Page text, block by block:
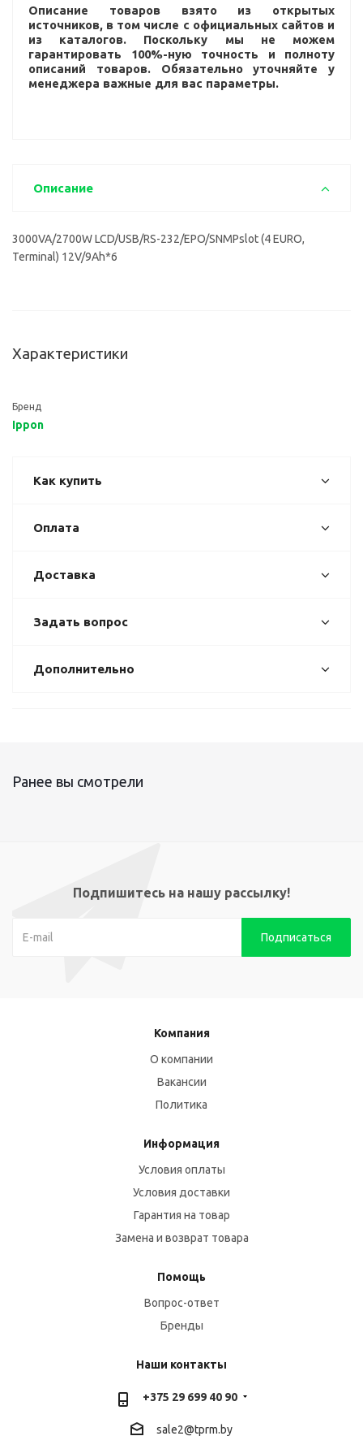
Описание товаров взято из открытых
источников, в том числе с официальных сайтов и
из каталогов. Поскольку мы не можем
гарантировать 100%-ную точность и полноту
описаний товаров. Обязательно уточняйте у
менеджера важные для вас параметры.
Описание
3000VA/2700W LCD/USB/RS-232/EPO/SNMPslot (4 EURO,
Terminal) 12V/9Ah*6
Характеристики
Бренд
Ippon
Как купить
Оплата
Доставка
Задать вопрос
Дополнительно
Ранее вы смотрели
Подпишитесь на нашу рассылку!
Компания
О компании
Вакансии
Политика
Информация
Условия оплаты
Условия доставки
Гарантия на товар
Замена и возврат товара
Помощь
Вопрос-ответ
Бренды
Наши контакты
+375 29 699 40 90
sale2@tprm.by